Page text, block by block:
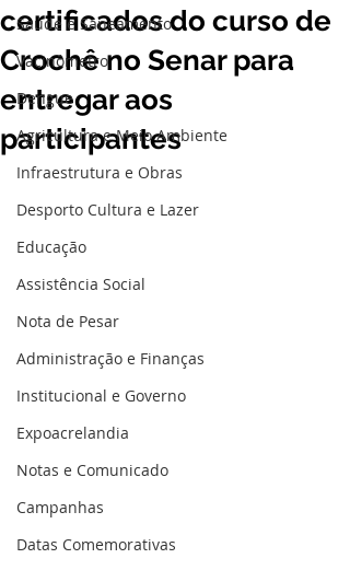
Saúde e Saneamento
Vacinômetro
Dengue
Agricultura e Meio Ambiente
Infraestrutura e Obras
Desporto Cultura e Lazer
Educação
Assistência Social
Nota de Pesar
Administração e Finanças
Institucional e Governo
Expoacrelandia
Notas e Comunicado
Campanhas
Datas Comemorativas
certificados do curso de
Crochê no Senar para
entregar aos
participantes